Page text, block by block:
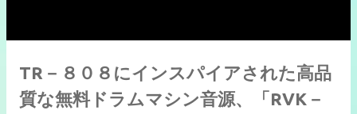
TR－８０８にインスパイアされた高品
質な無料ドラムマシン音源、「RVK－